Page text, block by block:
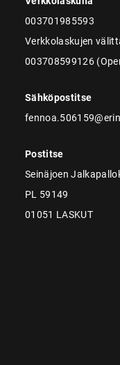
003701985593
Verkkolaskujen
003708599126
Sähköpostitse
Postitse
Seinäjoen
PL 59149
01051 LASKUT